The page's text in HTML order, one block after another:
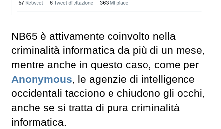
NB65 è attivamente coinvolto nella
criminalità informatica da più di un mese,
mentre anche in questo caso, come per
Anonymous, le agenzie di intelligence
occidentali tacciono e chiudono gli occhi,
anche se si tratta di pura criminalità
informatica.